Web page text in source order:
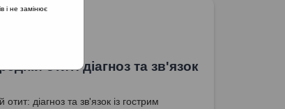
отит: діагноз та зв'язок
отит: діагноз та зв'язок із гострим
і не замінює